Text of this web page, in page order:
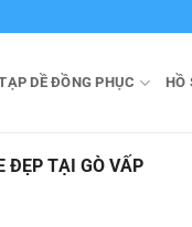
DỀ ĐỒNG PHỤC HỒ
ĐẸP TẠI GÒ VẤP